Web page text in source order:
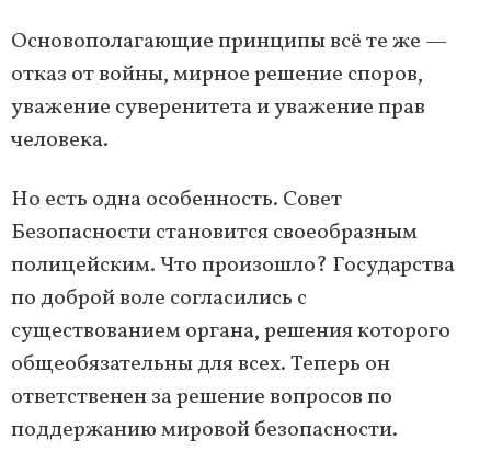
Основополагающие принципы всё те же —
отказ от войны, мирное решение споров,
уважение суверенитета и уважение прав
человека.
Но есть одна особенность. Совет
Безопасности становится своеобразным
полицейским. Что произошло? Государства
по доброй воле согласились с
существованием органа, решения которого
общеобязательны для всех. Теперь он
ответственен за решение вопросов по
поддержанию мировой безопасности.